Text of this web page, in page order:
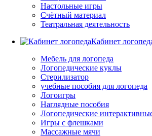
Настольные игры
Счётный материал
Театральная деятельность
Кабинет
Мебель для логопеда
Логопедические куклы
Стерилизатор
учебные пособия для логопеда
Логоигры
Наглядные пособия
Логопедические
Игры с флешками
Массажные мячи